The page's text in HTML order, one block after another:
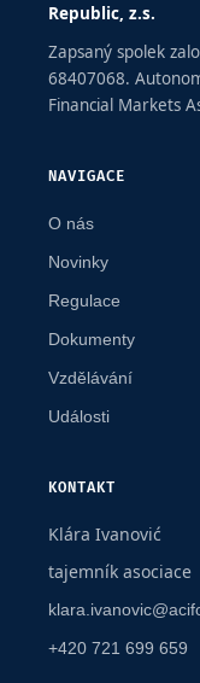
Republic, z.s.
Zapsaný spolek
68407068.
Financial Markets
NAVIGACE
O nás
Novinky
Regulace
Dokumenty
Vzdělávání
Události
KONTAKT
Klára Ivanović
tajemník asociace
+420 721 699 659